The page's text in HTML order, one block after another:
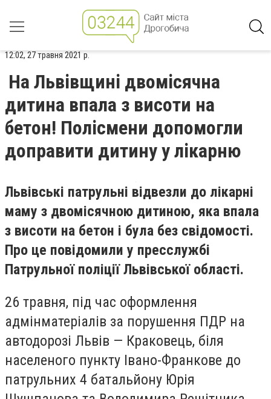
12:02, 27 травня 2021 р.
На Львівщині двомісячна
дитина впала з висоти на
бетон! Полісмени допомогли
доправити дитину у лікарню
Львівські патрульні відвезли до лікарні
маму з двомісячною дитиною, яка впала
з висоти на бетон і була без свідомості.
Про це повідомили у пресслужбі
Патрульної поліції Львівської області.
26 травня, під час оформлення
адмінматеріалів за порушення ПДР на
автодорозі Львів — Краковець, біля
населеного пункту Івано-Франкове до
патрульних 4 батальйону Юрія